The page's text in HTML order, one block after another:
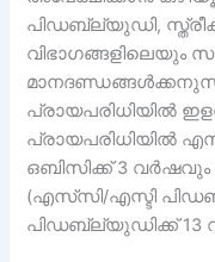
പിഡബ്ല്യുഡി,
വിഭാഗങ്ങളിലെയും
പ്രായപരിധിയിൽ
പ്രായപരിധിയിൽ
ഒബിസിക്ക് 3 വർഷവും
(എസ്‌സി/എസ്ടി
പിഡബ്ല്യുഡിക്ക് 13